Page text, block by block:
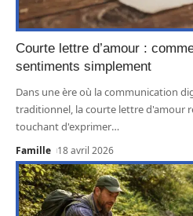
Courte lettre d’amour :
sentiments simplement
Dans une ère où la communication
traditionnel, la courte lettre d'amour
touchant d'exprimer…
Famille 18 avril 2026